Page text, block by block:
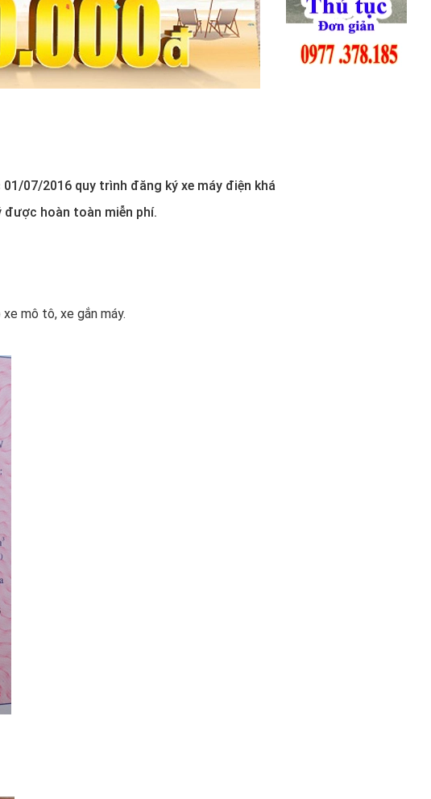
07/2016 quy trình đăng ký xe máy điện khá
được hoàn toàn miễn phí.
mô tô, xe gắn máy.